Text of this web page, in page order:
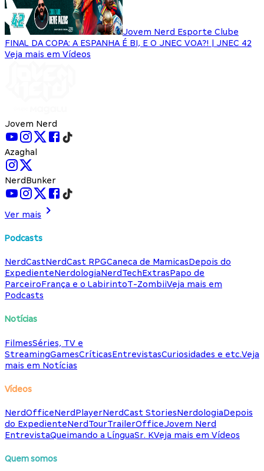
Jovem Nerd Esporte Clube
FINAL DA COPA: A ESPANHA É BI, E O JNEC VOA?! | JNEC 42
Veja mais em Vídeos
Jovem Nerd
Azaghal
NerdBunker
Ver mais
Podcasts
NerdCastNerdCast RPGCaneca de MamicasDepois do
ExpedienteNerdologiaNerdTechExtrasPapo de
ParceiroFrança e o LabirintoT-ZombiiVeja mais em
Podcasts
Notícias
FilmesSéries, TV e
StreamingGamesCríticasEntrevistasCuriosidades e etc.Veja
mais em Notícias
Vídeos
NerdOfficeNerdPlayerNerdCast StoriesNerdologiaDepois
do ExpedienteNerdTourTrailerOfficeJovem Nerd
EntrevistaQueimando a LínguaSr. KVeja mais em Vídeos
Quem somos